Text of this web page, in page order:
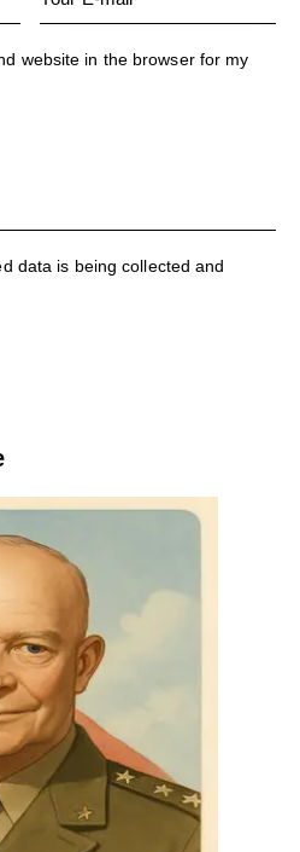
website in the browser for my
data is being collected and